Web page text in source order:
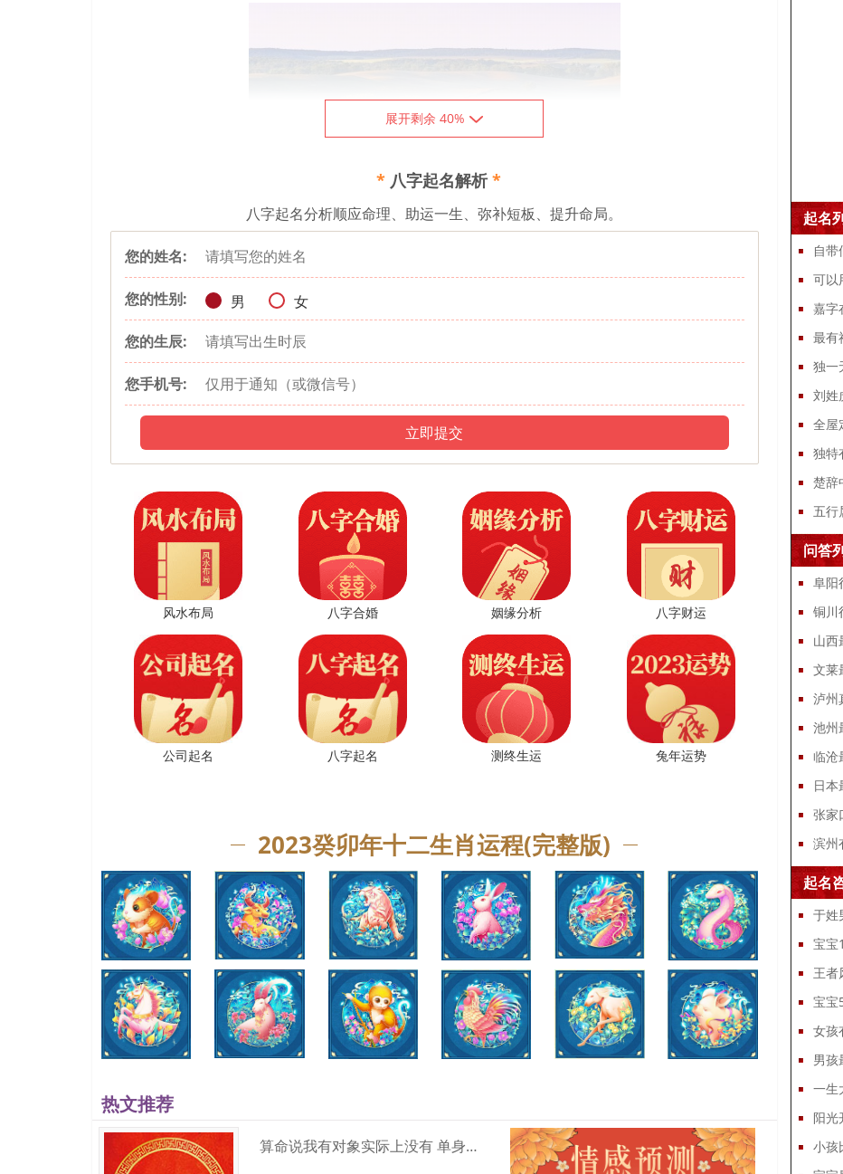
好听有创意的广告公司名字
【广云】
“广云”一名听起来是很好听的，两个字发音上仄平搭配，而且云字的韵母很悦耳。作为广告公司的名称，“广”指广告，很
好地传达了公司的行业性质；“云”在古代有说的意思。“广云”的意思就是广泛地被说起，也说明了公司做的广告很受人们
欢迎。
【天马广行】
该名陈是根据成语“天马行空”变换得到的，本身的创意感是十分足的。“天马广行”四个字在发音上也是仄平搭配，读起来
好听有韵律感。天马行空有思想不受拘束、非常活跃的意思，因此起这个名字可指广告公司的广告创意无限。
【盛视】
“盛视”一名的发音为shèng shì，两个字都是第四声，听起来非常响亮好听，而且与“盛世”一词发音相同，更给人一种霸气
的感觉。“盛”指繁盛；“视”指视角，两个字搭配起名不仅寓意公司名声很响，而且彰显了公司广告设计视角多样，新奇又
有吸引力。
该名称的读音是bó wén，阳平声的字给人的听感比较悦耳，两个字意义都比较深刻，所以也给人大气的感觉。“博闻”出自
《汉书•东方朔传》“自以为智能海内无双，则可谓博闻辩智矣”一句，指见闻广博，用做广告公司名称，寓意广告能被更多
的人了解到。
广告公司名字3
【特意佳】
“特意佳”这一名称在发音上比较好听。前两个字都是第四声，很响亮，“佳”字是平声，又很悦耳。对于广告来说，独特有
创意的才是最佳的。所以，“特意佳”一名也直接说明了广告公司的广告非常有创意非常好，用来起名很有吸引力。
名字也非常好听、个性。
【超声播】
超声波是一种频率高于20000赫兹的声波，广告就是为了将产品宣传到世界各地。超声波很符合广告传播的特性，但不适
合直接使用作为公司的名称，因此可以取“波”的同音字“播”，会让名字很有个性。“超声播”一名听起来也很平和、优美。
【常春藤】
“常春藤”一名好听顺口，发音悦耳，又因为是一个高校联盟的名字，所以知名度和传播性会比较好，并且可寓指公司里的
精英非常多，创新人才多。另外，常春藤也是一种植物，因此也可寓意公司像常春藤一样欣欣向荣，永远茁壮发展。
能给人某种联想的名字，会比较有吸引力，也比较个性有创意。在起名时，可以根据某个寓意深刻的中文单词或者英文单
词，选取其谐音来取，达到一语双关的效果。例如：艾迪尔广告公司一名，是根据英文单词“idea”得出来的，突出广告公
广告公司名字4
国内的公司名字是以中文为主的，所以如果一家广告公司能够另辟蹊径，用英文来起名，那会给人与众不同的感觉，是比
展开剩余 40%
* 八字起名解析*
八字起名分析顺应命理、助运一生、弥补短板、提升命局。
您的姓名:
您的性别: 男
女
您的生辰:
您手机号:
立即提交
风水布局 八字合婚 姻缘分析 八字财运
公司起名 八字起名 测终生运 兔年运势
2023癸卯年十二生肖运程(完整版)
热文推荐
算命说我有对象实际上没有 单身但是算命的说我有男朋友是真的吗
起名
自带
可以
嘉字
最有
独一
刘姓
全屋
独特
楚辞
五行
问答
阜阳
铜川
山西
文莱
泸州
池州
临沧
日本
张家
滨州
起名
于姓
宝宝
王者
宝宝
女孩
男孩
一生
阳光
小孩